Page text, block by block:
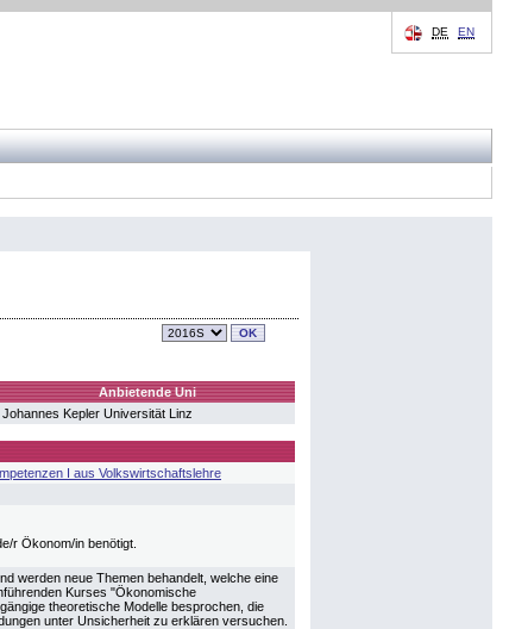
DE EN
Anbietende Uni
Johannes Kepler Universität Linz
I aus Volkswirtschaftslehre
r Ökonom/in benötigt.
werden neue Themen behandelt, welche eine
Kurses "Ökonomische
theoretische Modelle besprochen, die
unter Unsicherheit zu erklären versuchen.